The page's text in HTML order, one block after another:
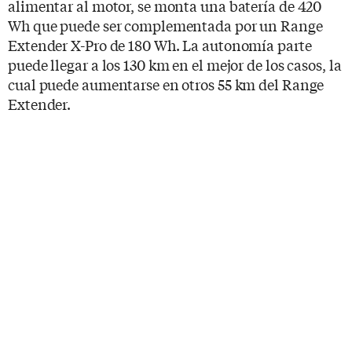
alimentar al motor, se monta una batería de 420
Wh que puede ser complementada por un Range
Extender X-Pro de 180 Wh. La autonomía parte
puede llegar a los 130 km en el mejor de los casos, la
cual puede aumentarse en otros 55 km del Range
Extender.